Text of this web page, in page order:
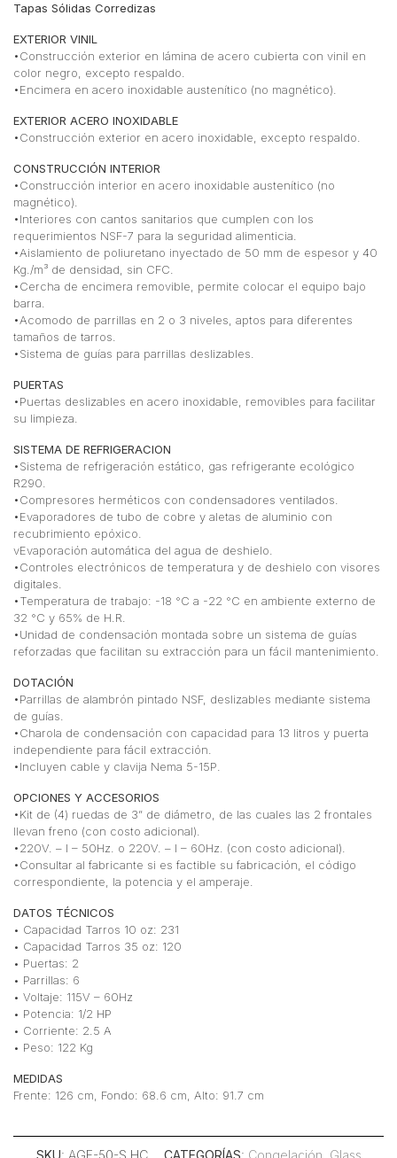
Tapas Sólidas Corredizas
EXTERIOR VINIL
•Construcción exterior en lámina de acero cubierta con vinil en
color negro, excepto respaldo.
•Encimera en acero inoxidable austenítico (no magnético).
EXTERIOR ACERO INOXIDABLE
•Construcción exterior en acero inoxidable, excepto respaldo.
CONSTRUCCIÓN INTERIOR
•Construcción interior en acero inoxidable austenítico (no
magnético).
•Interiores con cantos sanitarios que cumplen con los
requerimientos NSF-7 para la seguridad alimenticia.
•Aislamiento de poliuretano inyectado de 50 mm de espesor y 40
Kg./m³ de densidad, sin CFC.
•Cercha de encimera removible, permite colocar el equipo bajo
barra.
•Acomodo de parrillas en 2 o 3 niveles, aptos para diferentes
tamaños de tarros.
•Sistema de guías para parrillas deslizables.
PUERTAS
•Puertas deslizables en acero inoxidable, removibles para facilitar
su limpieza.
SISTEMA DE REFRIGERACION
•Sistema de refrigeración estático, gas refrigerante ecológico
R290.
•Compresores herméticos con condensadores ventilados.
•Evaporadores de tubo de cobre y aletas de aluminio con
recubrimiento epóxico.
vEvaporación automática del agua de deshielo.
•Controles electrónicos de temperatura y de deshielo con visores
digitales.
•Temperatura de trabajo: -18 °C a -22 °C en ambiente externo de
32 °C y 65% de H.R.
•Unidad de condensación montada sobre un sistema de guías
reforzadas que facilitan su extracción para un fácil mantenimiento.
DOTACIÓN
•Parrillas de alambrón pintado NSF, deslizables mediante sistema
de guías.
•Charola de condensación con capacidad para 13 litros y puerta
independiente para fácil extracción.
•Incluyen cable y clavija Nema 5-15P.
OPCIONES Y ACCESORIOS
•Kit de (4) ruedas de 3” de diámetro, de las cuales las 2 frontales
llevan freno (con costo adicional).
•220V. – I – 50Hz. o 220V. – I – 60Hz. (con costo adicional).
•Consultar al fabricante si es factible su fabricación, el código
correspondiente, la potencia y el amperaje.
DATOS TÉCNICOS
• Capacidad Tarros 10 oz: 231
• Capacidad Tarros 35 oz: 120
• Puertas: 2
• Parrillas: 6
• Voltaje: 115V – 60Hz
• Potencia: 1/2 HP
• Corriente: 2.5 A
• Peso: 122 Kg
MEDIDAS
Frente: 126 cm, Fondo: 68.6 cm, Alto: 91.7 cm